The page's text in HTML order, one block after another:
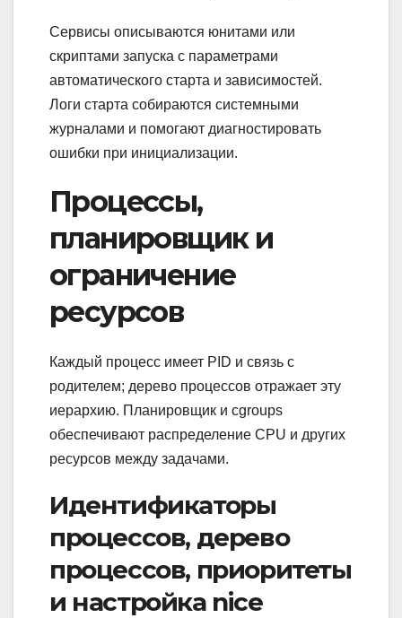
Сервисы описываются юнитами или
скриптами запуска с параметрами
автоматического старта и зависимостей.
Логи старта собираются системными
журналами и помогают диагностировать
ошибки при инициализации.
Процессы,
планировщик и
ограничение
ресурсов
Каждый процесс имеет PID и связь с
родителем; дерево процессов отражает эту
иерархию. Планировщик и cgroups
обеспечивают распределение CPU и других
ресурсов между задачами.
Идентификаторы
процессов, дерево
процессов, приоритеты
и настройка nice